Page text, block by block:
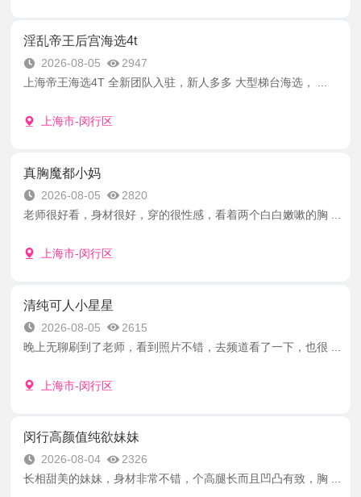
淫乱帝王后宫海选4t
2026-08-05
2947
上海帝王海选4T 全新团队入驻，新人多多 大型梯台海选， ...
上海市-闵行区
真胸魔都小妈
2026-08-05
2820
老师很好看，身材很好，穿的很性感，看着两个白白嫩嗽的胸 ...
上海市-闵行区
清纯可人小星星
2026-08-05
2615
晚上无聊刷到了老师，看到照片不错，去频道看了一下，也很 ...
上海市-闵行区
闵行高颜值纯欲妹妹
2026-08-04
2326
长相甜美的妹妹，身材非常不错，个高腿长而且凹凸有致，胸 ...